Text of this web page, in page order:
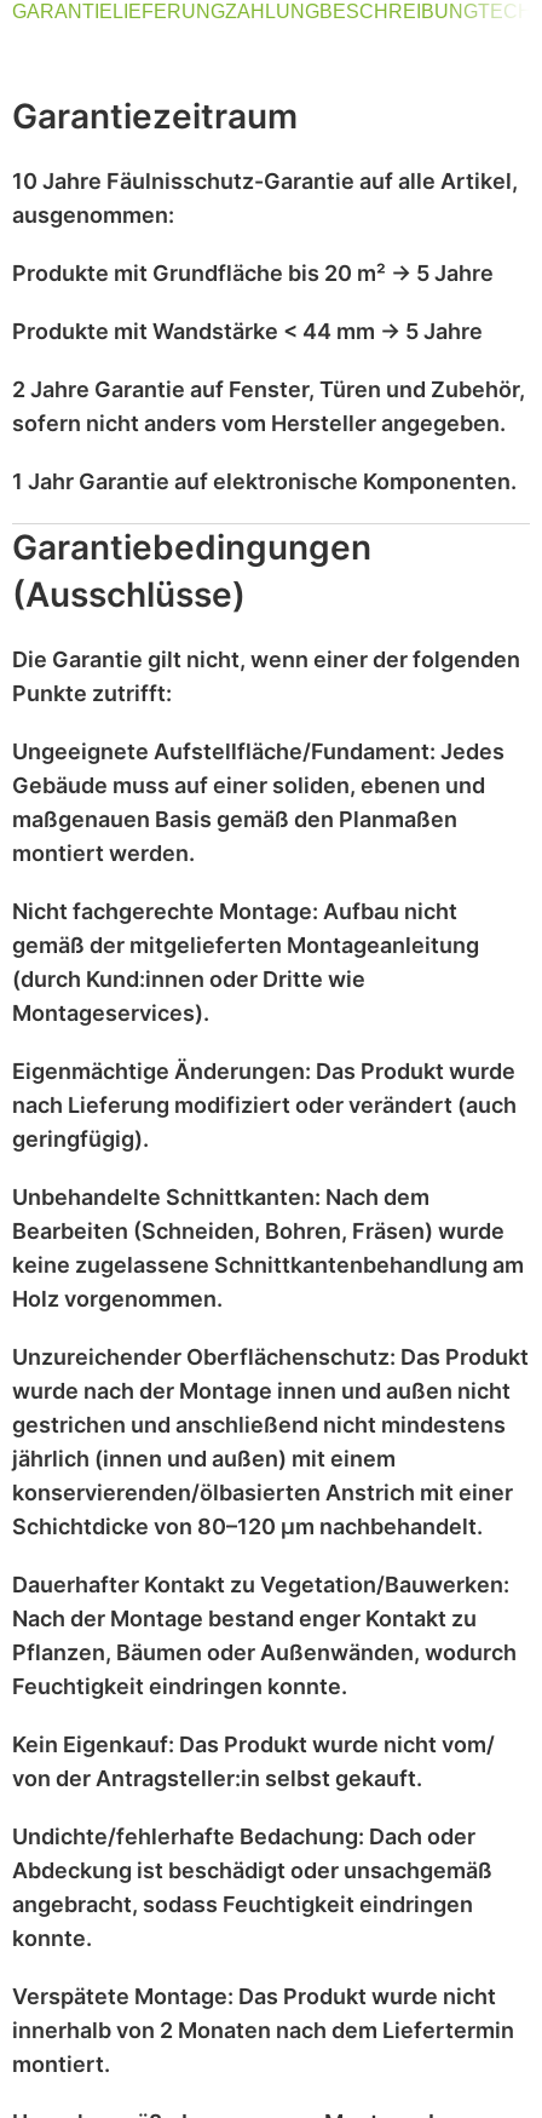
GARANTIELIEFERUNGZAHLUNGBESCHREIBUNG
Garantiezeitraum
10 Jahre Fäulnisschutz-Garantie auf alle Artikel,
ausgenommen:
Produkte mit Grundfläche bis 20 m² → 5 Jahre
Produkte mit Wandstärke < 44 mm → 5 Jahre
2 Jahre Garantie auf Fenster, Türen und Zubehör,
sofern nicht anders vom Hersteller angegeben.
1 Jahr Garantie aufelektronische Komponenten.
Garantiebedingungen
(Ausschlüsse)
Die Garantie gilt nicht, wenn einer der folgenden
Punkte zutrifft:
Ungeeignete Aufstellfläche/Fundament: Jedes
Gebäude muss auf einer soliden, ebenen und
maßgenauen Basis gemäß den Planmaßen
montiert werden.
Nicht fachgerechte Montage: Aufbau nicht
gemäß der mitgelieferten Montageanleitung
(durch Kund:innen oder Dritte wie
Montageservices).
Eigenmächtige Änderungen: Das Produkt wurde
nach Lieferung modifiziert oderverändert (auch
geringfügig).
Unbehandelte Schnittkanten: Nach dem
Bearbeiten (Schneiden, Bohren, Fräsen) wurde
keine zugelassene Schnittkantenbehandlung am
Holz vorgenommen.
Unzureichender Oberflächenschutz: Das Produkt
wurde nach der Montage innen und außen nicht
gestrichen und anschließend nicht mindestens
jährlich (innen und außen) mit einem
konservierenden/ölbasierten Anstrich mit einer
Schichtdicke von 80–120 μm nachbehandelt.
Dauerhafter Kontakt zu Vegetation/Bauwerken:
Nach der Montage bestand enger Kontakt zu
Pflanzen, Bäumen oder Außenwänden, wodurch
Feuchtigkeit eindringen konnte.
Kein Eigenkauf: Das Produkt wurde nicht vom/
von der Antragsteller:in selbst gekauft.
Undichte/fehlerhafte Bedachung: Dach oder
Abdeckung ist beschädigt oder unsachgemäß
angebracht, sodass Feuchtigkeit eindringen
konnte.
Verspätete Montage: Das Produkt wurde nicht
innerhalb von 2 Monaten nach dem Liefertermin
montiert.